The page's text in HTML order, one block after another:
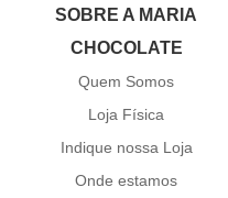
SOBRE A MARIA
CHOCOLATE
Quem Somos
Loja Física
Indique nossa Loja
Onde estamos